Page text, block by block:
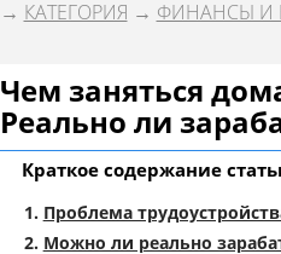
→ КАТЕГОРИЯ → ФИНАНСЫ И
Чем заняться
Реально ли
Краткое содержание
Проблема
Можно ли реально